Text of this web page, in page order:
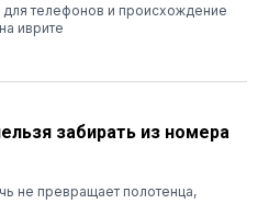
для телефонов и происхождение
иврите
забирать из номера
не превращает полотенца,